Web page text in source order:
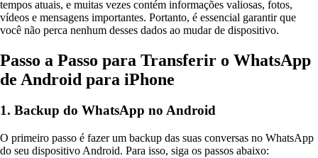
tempos atuais, e muitas vezes contém informações valiosas, fotos,
vídeos e mensagens importantes. Portanto, é essencial garantir que
você não perca nenhum desses dados ao mudar de dispositivo.
Passo a Passo para Transferir o WhatsApp
de Android para iPhone
1. Backup do WhatsApp no Android
O primeiro passo é fazer um backup das suas conversas no WhatsApp
do seu dispositivo Android. Para isso, siga os passos abaixo: